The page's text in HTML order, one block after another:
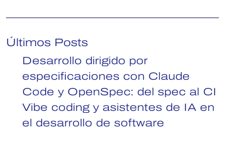
Últimos Posts
Desarrollo dirigido por
especificaciones con Claude
Code y OpenSpec: del spec al CI
Vibe coding y asistentes de IA en
el desarrollo de software